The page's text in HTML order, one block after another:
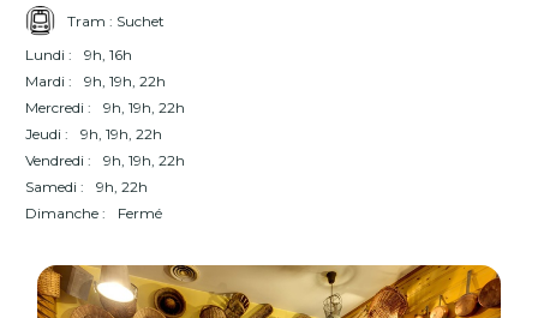
Tram : Suchet
Lundi :
9h, 16h
Mardi :
9h, 19h, 22h
Mercredi :
9h, 19h, 22h
Jeudi :
9h, 19h, 22h
Vendredi :
9h, 19h, 22h
Samedi :
9h, 22h
Dimanche :
Fermé